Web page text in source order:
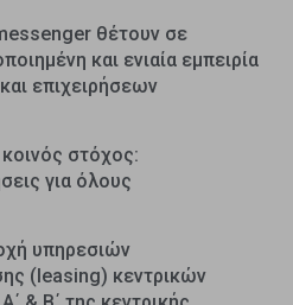
θέτουν σε
και ενιαία εμπειρία
επιχειρήσεων
στόχος:
για όλους
υπηρεσιών
(leasing) κεντρικών